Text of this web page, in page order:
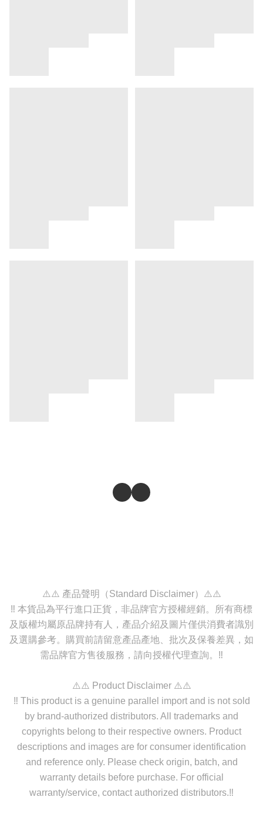
⚠️⚠️ 產品聲明（Standard Disclaimer）⚠️⚠️
‼️ 本貨品為平行進口正貨，非品牌官方授權經銷。所有商標
及版權均屬原品牌持有人，產品介紹及圖片僅供消費者識別
及選購參考。購買前請留意產品產地、批次及保養差異，如
需品牌官方售後服務，請向授權代理查詢。‼️
⚠️⚠️ Product Disclaimer ⚠️⚠️
‼️ This product is a genuine parallel import and is not sold
by brand-authorized distributors. All trademarks and
copyrights belong to their respective owners. Product
descriptions and images are for consumer identification
and reference only. Please check origin, batch, and
warranty details before purchase. For official
warranty/service, contact authorized distributors.‼️